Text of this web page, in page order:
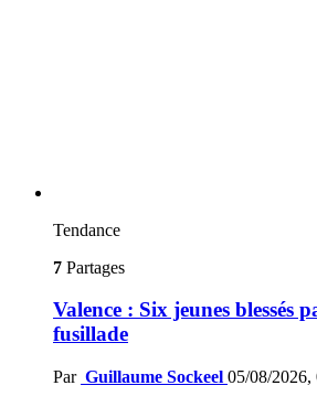
Tendance
7 Partages
Valence : Six jeunes blessés
fusillade
Par Guillaume Sockeel 05/08/2026,